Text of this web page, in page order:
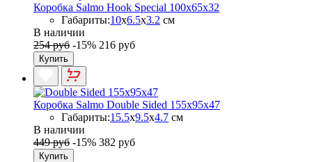
Коробка Salmo Hook Special 100х65х32
Габариты:10x6.5x3.2 см
В наличии
254 руб -15% 216 руб
Купить
Коробка Salmo Double Sided 155x95x47
Габариты:15.5x9.5x4.7 см
В наличии
449 руб -15% 382 руб
Купить